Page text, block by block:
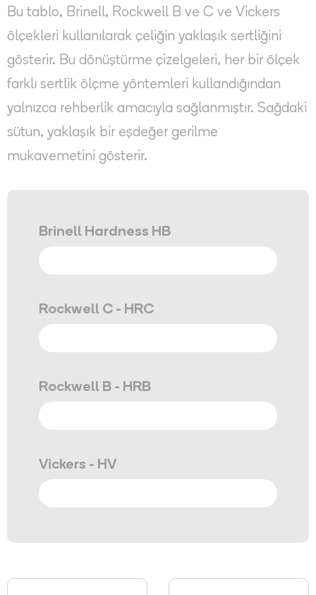
Bu tablo, Brinell, Rockwell B ve C ve Vickers
ölçekleri kullanılarak çeliğin yaklaşık sertliğini
gösterir. Bu dönüştürme çizelgeleri, her bir ölçek
farklı sertlik ölçme yöntemleri kullandığından
yalnızca rehberlik amacıyla sağlanmıştır. Sağdaki
sütun, yaklaşık bir eşdeğer gerilme
mukavemetini gösterir.
Brinell Hardness HB
Rockwell C - HRC
Rockwell B - HRB
Vickers - HV